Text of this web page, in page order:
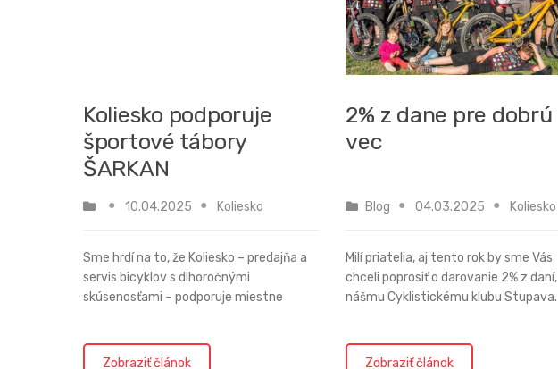
Koliesko podporuje
športové tábory
ŠARKAN
10.04.2025 Koliesko
Sme hrdí na to, že Koliesko – predajňa a
servis bicyklov s dlhoročnými
skúsenosťami – podporuje miestne
Jednou z našich srdcových záležit...
Zobraziť článok
2% z dane pre dobrú
vec
Blog 04.03.2025 Koliesko
Milí priatelia, aj tento rok by sme Vás
chceli poprosiť o darovanie 2% z daní,
nášmu Cyklistickému klubu Stupava.
dobrovoľníkom. Aj v roku 2023...
Zobraziť článok